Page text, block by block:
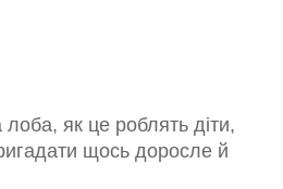
як це роблять діти,
щось доросле й